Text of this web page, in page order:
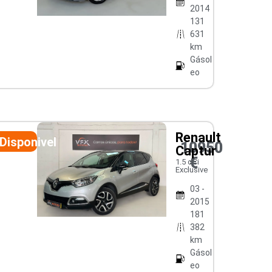
2014
131
631
km
Gásol
eo
Disponivel
Renault
Captur
1.5 dCi
Exclusive
03 -
2015
181
382
km
Gásol
eo
10950
€